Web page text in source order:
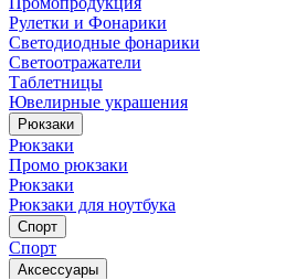
Рулетки и Фонарики
Светодиодные фонарики
Светоотражатели
Таблетницы
Ювелирные украшения
Рюкзаки
Рюкзаки
Промо рюкзаки
Рюкзаки
Рюкзаки для ноутбука
Спорт
Спорт
Аксессуары